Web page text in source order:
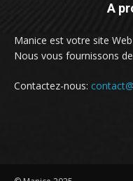
A
Manice est votre site
Nous vous fournissons
Contactez-nous: